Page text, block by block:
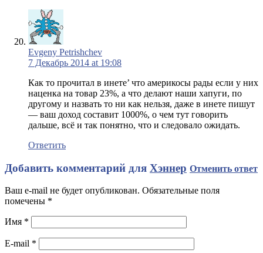
Evgeny Petrishchev
7 Декабрь 2014 at 19:08
Как то прочитал в инете’ что америкосы рады если у них
наценка на товар 23%, а что делают наши хапуги, по
другому и назвать то ни как нельзя, даже в инете пишут
— ваш доход составит 1000%, о чем тут говорить
дальше, всё и так понятно, что и следовало ожидать.
Ответить
Добавить комментарий для Хэннер Отменить ответ
Ваш e-mail не будет опубликован. Обязательные поля
помечены *
Имя *
E-mail *